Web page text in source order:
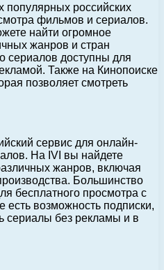
российских
фильмов и сериалов.
найти огромное
жанров и стран
сериалов доступны для
Также на Кинопоиске
позволяет смотреть
сервис для онлайн-
На IVI вы найдете
жанров, включая
Большинство
бесплатного просмотра с
есть возможность подписки,
сериалы без рекламы и в